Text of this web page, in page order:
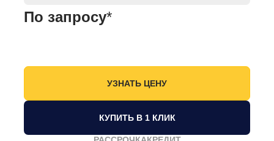
По запросу*
КУПИТЬ В 1 КЛИК